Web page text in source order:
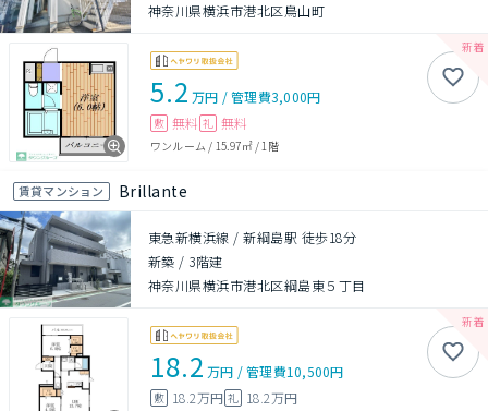
神奈川県横浜市港北区鳥山町
5.2 万円 /管理費3,000円
敷 無料 礼 無料
ワンルーム / 15.97㎡/1階
賃貸マンション Brillante
東急新横浜線 / 新綱島駅 徒歩18分
新築 / 3階建
神奈川県横浜市港北区綱島東５丁目
18.2 万円 /管理費10,500円
敷 18.2万円 礼 18.2万円